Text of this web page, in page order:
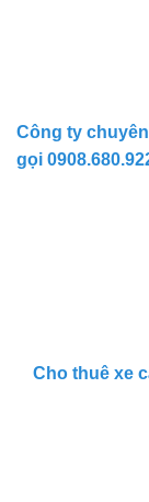
Công ty
gọi
Cho thuê xe